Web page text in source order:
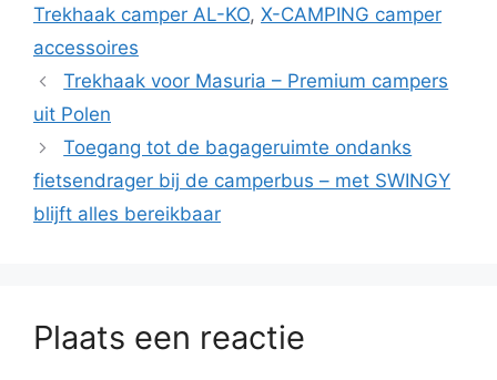
Trekhaak camper AL-KO, X-CAMPING camper
accessoires
Trekhaak voor Masuria – Premium campers
uit Polen
Toegang tot de bagageruimte ondanks
fietsendrager bij de camperbus – met SWINGY
blijft alles bereikbaar
Plaats een reactie